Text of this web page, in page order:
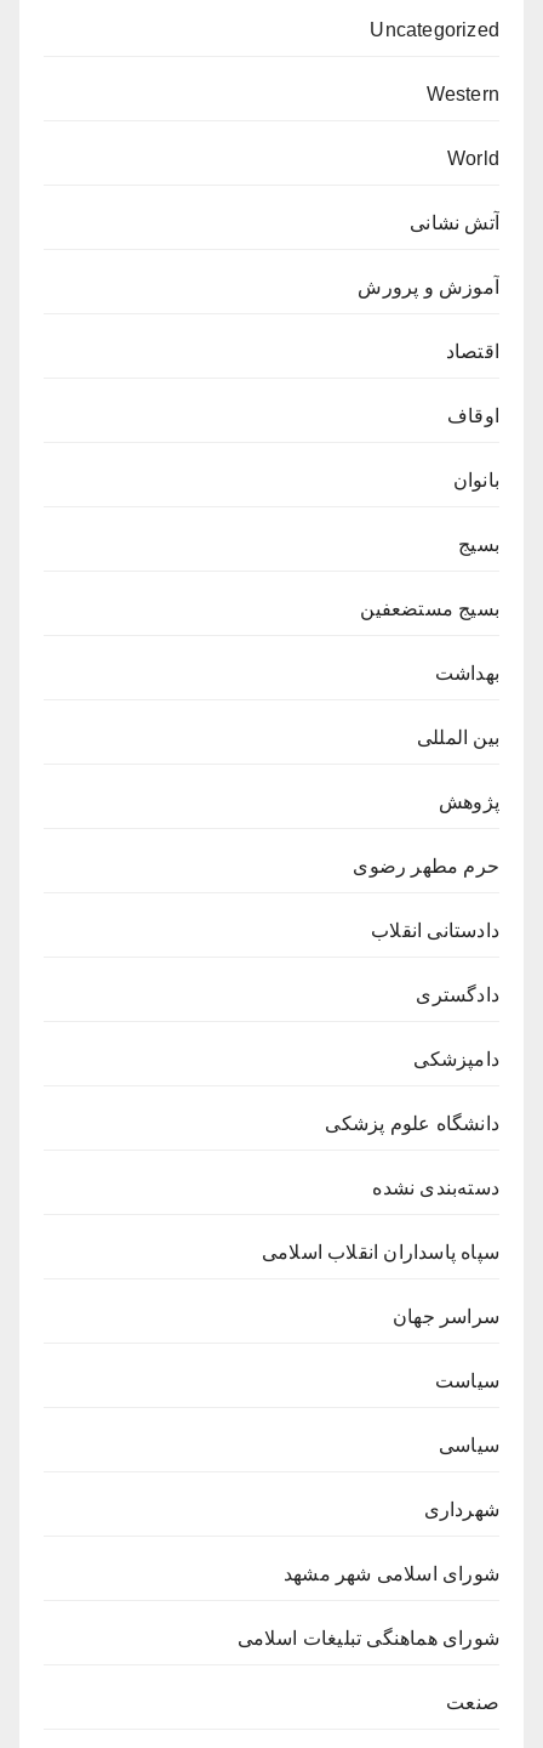
Uncategorized
Western
World
آتش نشانی
آموزش و پرورش
اقتصاد
اوقاف
بانوان
بسیج
بسیج مستضعفین
بهداشت
بین المللی
پژوهش
حرم مطهر رضوی
دادستانی انقلاب
دادگستری
دامپزشکی
دانشگاه علوم پزشکی
دسته‌بندی نشده
سپاه پاسداران انقلاب اسلامی
سراسر جهان
سیاست
سیاسی
شهرداری
شورای اسلامی شهر مشهد
شورای هماهنگی تبلیغات اسلامی
صنعت